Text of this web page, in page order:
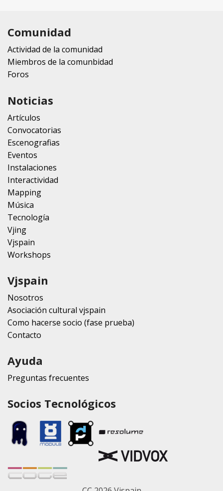
Comunidad
Actividad de la comunidad
Miembros de la comunbidad
Foros
Noticias
Artículos
Convocatorias
Escenografias
Eventos
Instalaciones
Interactividad
Mapping
Música
Tecnología
Vjing
Vjspain
Workshops
Vjspain
Nosotros
Asociación cultural vjspain
Como hacerse socio (fase prueba)
Contacto
Ayuda
Preguntas frecuentes
Socios Tecnológicos